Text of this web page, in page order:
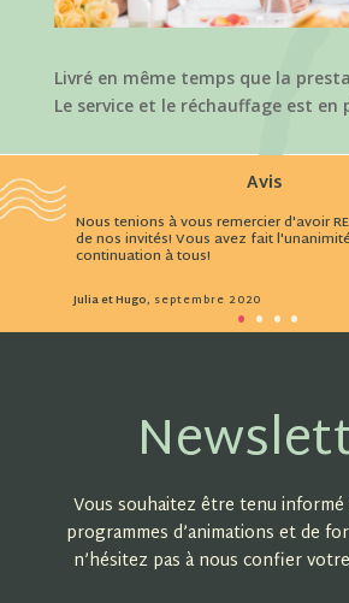
Livré en même temps que la
Le service et le réchauffage est en
Julia et Hugo, septembre 2020
Avis
Nous tenions à vous remercier d'avoir
de nos invités! Vous avez fait
continuation à tous!
Vous souhaitez être tenu
programmes d’animations et de
n’hésitez pas à nous confier